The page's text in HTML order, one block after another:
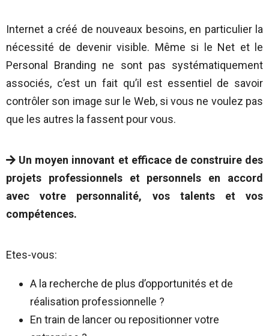
Internet a créé de nouveaux besoins, en particulier la
nécessité de devenir visible. Même si le Net et le
Personal Branding ne sont pas systématiquement
associés, c’est un fait qu’il est essentiel de savoir
contrôler son image sur le Web, si vous ne voulez pas
que les autres la fassent pour vous.
Un moyen innovant et efficace de construire des
projets professionnels et personnels en accord
avec votre personnalité, vos talents et vos
compétences.
Etes-vous:
A la recherche de plus d’opportunités et de
réalisation professionnelle ?
En train de lancer ou repositionner votre